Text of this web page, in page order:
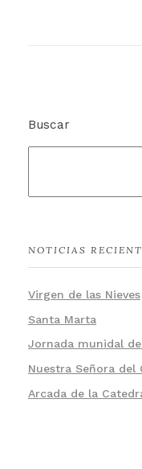
Buscar
NOTICIAS
Virgen de las Nieves
Santa Marta
Jornada munidal
Nuestra Señora del
Arcada de la